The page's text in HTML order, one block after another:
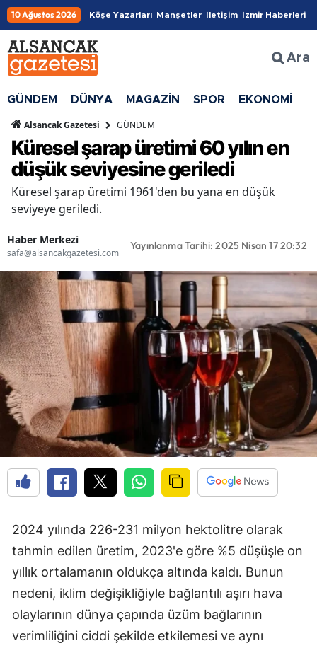
10 Ağustos 2026 Köşe Yazarları Manşetler İletişim İzmir Haberleri
Ara
GÜNDEM DÜNYA MAGAZİN SPOR EKONOMİ
Alsancak Gazetesi GÜNDEM
Küresel şarap üretimi 60 yılın en
düşük seviyesine geriledi
Küresel şarap üretimi 1961'den bu yana en düşük
seviyeye geriledi.
Haber Merkezi
safa@alsancakgazetesi.com
Yayınlanma Tarihi: 2025 Nisan 17 20:32
2024 yılında 226-231 milyon hektolitre olarak
tahmin edilen üretim, 2023'e göre %5 düşüşle on
yıllık ortalamanın oldukça altında kaldı. Bunun
nedeni, iklim değişikliğiyle bağlantılı aşırı hava
olaylarının dünya çapında üzüm bağlarının
verimliliğini ciddi şekilde etkilemesi ve aynı